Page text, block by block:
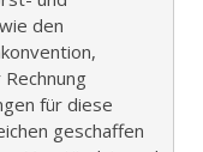
den
für diese
geschaffen